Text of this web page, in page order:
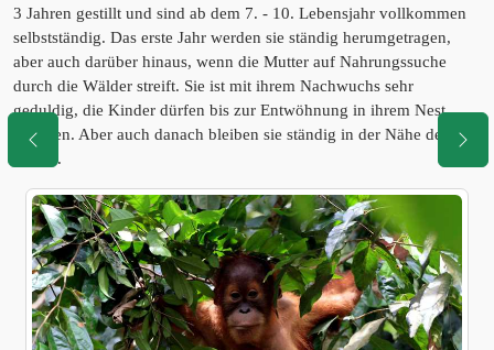
3 Jahren gestillt und sind ab dem 7. - 10. Lebensjahr vollkommen
selbstständig. Das erste Jahr werden sie ständig herumgetragen,
aber auch darüber hinaus, wenn die Mutter auf Nahrungssuche
durch die Wälder streift. Sie ist mit ihrem Nachwuchs sehr
geduldig, die Kinder dürfen bis zur Entwöhnung in ihrem Nest
schlafen. Aber auch danach bleiben sie ständig in der Nähe der
Mutter.